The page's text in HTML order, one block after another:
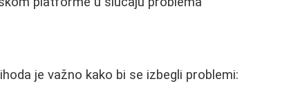
je važno kako bi se izbegli problemi: